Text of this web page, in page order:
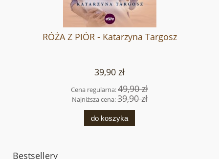
RÓŻA Z PIÓR - Katarzyna Targosz
39,90 zł
Cena regularna:49,90 zł
Najniższa cena:39,90 zł
do koszyka
Bestsellery